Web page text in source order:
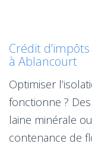
Crédit
à Ablancourt
Optimiser
fonctionne ?
laine minérale
contenance de